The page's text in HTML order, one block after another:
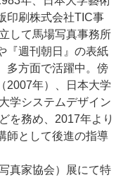
印刷株式会社TIC事
して馬場写真事務所
『週刊朝日』の表紙
多方面で活躍中。傍
2007年）、日本大学
学システムデザイン
を務め、2017年より
師として後進の指導
真家協会）展にて特